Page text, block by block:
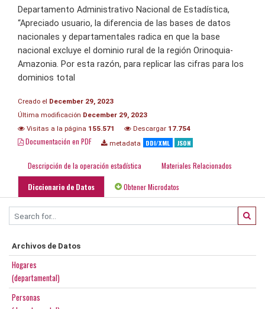
Departamento Administrativo Nacional de Estadística,
“Apreciado usuario, la diferencia de las bases de datos
nacionales y departamentales radica en que la base
nacional excluye el dominio rural de la región Orinoquia-
Amazonia. Por esta razón, para replicar las cifras para los
dominios total
Creado el December 29, 2023
Última modificación December 29, 2023
Visitas a la página 155.571 Descargar 17.754
Documentación en PDF metadata DDI/XML JSON
Descripción de la operación estadística Materiales Relacionados
Diccionario de Datos Obtener Microdatos
Archivos de Datos
Hogares
(departamental)
Personas